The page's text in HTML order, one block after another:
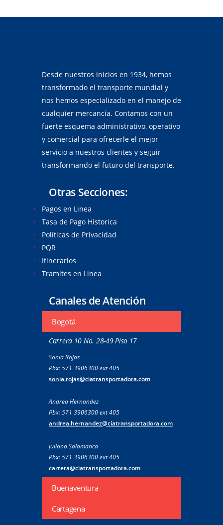
Desde nuestros inicios en 1934, hemos
transformado el transporte mundial y
nos hemos especializado en el manejo de
cualquier mercancía. Contamos con un
fuerte esquema administrativo, operativo
y comercial para ofrecerle el mejor
servicio a nuestros clientes y seguir
transformando el futuro del transporte.
Otras Secciones:
Pagos en Linea
Tasa de Pago Historica
Políticas de Privacidad
PQR
Itinerarios
Tramites en Linea
Canales de Atención
Bogotá
Carrera 10 No. 28-49 Piso 17
Sonia Rojas
Pbx: 571 3906300 ext 405
sonia.rojas@ciatransportadora.com
Andrea Hernandez
Pbx: 571 3906300 ext 405
andrea.hernandez@ciatransportadora.com
Juliana Salamanca
Pbx: 571 3906300 ext 405
cartera@ciatransportadora.com
Buenaventura
Cartagena